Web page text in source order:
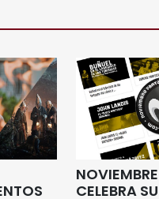
CELEBRA